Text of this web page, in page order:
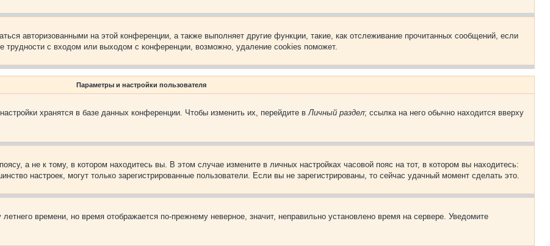
авторизованными на этой конференции, а также выполняет другие функции, такие, как отслеживание прочитанных сообщений, если
с входом или выходом с конференции, возможно, удаление cookies поможет.
Параметры и настройки пользователя
хранятся в базе данных конференции. Чтобы изменить их, перейдите вЛичный раздел; ссылка на него обычно находится вверху
а не к тому, в котором находитесь вы. В этом случае измените в личных настройках часовой пояс на тот, в котором вы находитесь:
настроек, могут только зарегистрированные пользователи. Если вы не зарегистрированы, то сейчас удачный момент сделать это.
времени, но время отображается по-прежнему неверное, значит, неправильно установлено время на сервере. Уведомите